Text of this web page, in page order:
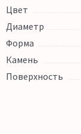
Цвет
Диаметр
Форма
Камень
Поверхность